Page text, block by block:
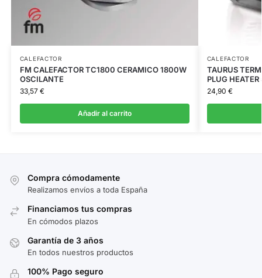
CALEFACTOR
FM CALEFACTOR TC1800 CERAMICO 1800W
OSCILANTE
33,57 €
Añadir al carrito
CALEFACTOR
TAURUS
PLUG
24,90 €
Compra cómodamente
Realizamos envíos a toda España
Financiamos tus compras
En cómodos plazos
Garantía de 3 años
En todos nuestros productos
100% Pago seguro